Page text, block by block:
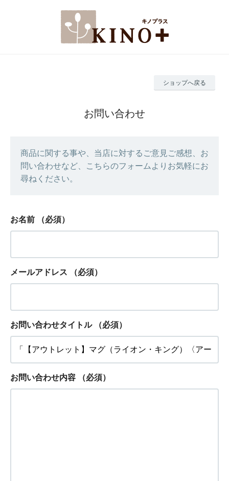
ショップへ戻る
お問い合わせ
商品に関する事や、当店に対するご意見ご感想、お
問い合わせなど、こちらのフォームよりお気軽にお
尋ねください。
お名前 （必須）
メールアドレス （必須）
お問い合わせタイトル （必須）
お問い合わせ内容 （必須）